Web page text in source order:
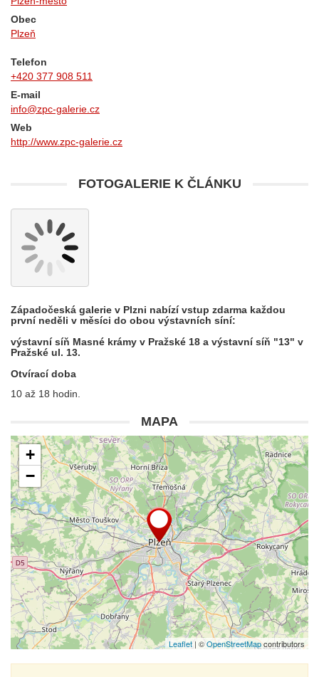
Obec
Plzeň
Telefon
+420 377 908 511
E-mail
info@zpc-galerie.cz
Web
http://www.zpc-galerie.cz
FOTOGALERIE K ČLÁNKU
Západočeská galerie v Plzni nabízí vstup zdarma každou
první neděli v měsíci do obou výstavních síní:
výstavní síň Masné krámy v Pražské 18 a výstavní síň "13" v
Pražské ul. 13.
Otvírací doba
10 až 18 hodin.
MAPA
+
−
Leaflet | ©OpenStreetMapcontributors